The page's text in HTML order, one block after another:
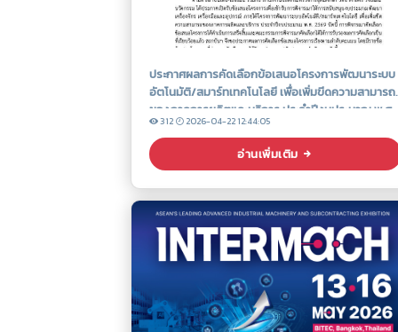
ประกาศผลการคัดเลือกข้อเสนอโครงการพัฒนาระบบ
อัตโนมัติ/สมาร์ทเทคโนโลยี เพื่อเพิ่มขีดความสามารถ
ของภาคการผลิตและบริการ ประจำปีงบประมาณ พ.ศ.
2569
312 2026-04-22 12:44:05
อ่านเพิ่มเติม